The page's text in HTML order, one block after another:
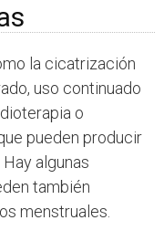
la cicatrización
uso continuado
o
pueden producir
algunas
también
menstruales.